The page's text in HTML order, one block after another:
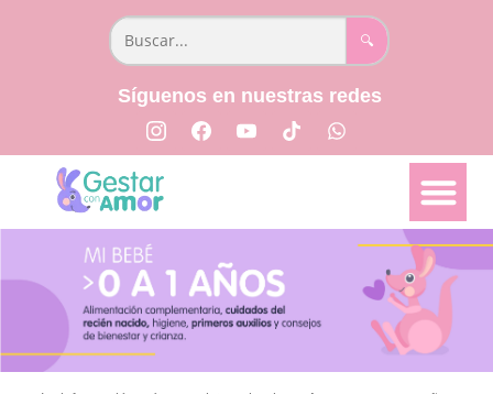
🔍
Síguenos en nuestras redes